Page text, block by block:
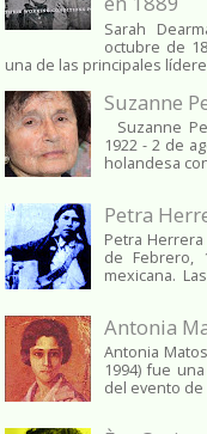
Sarah
octubre de
una de las principales
Suzanne
Suzanne
1922 - 2 de
holandesa
Petra
Petra
de Febrero,
mexicana.
Antonia
Antonia
1994) fue
del evento de